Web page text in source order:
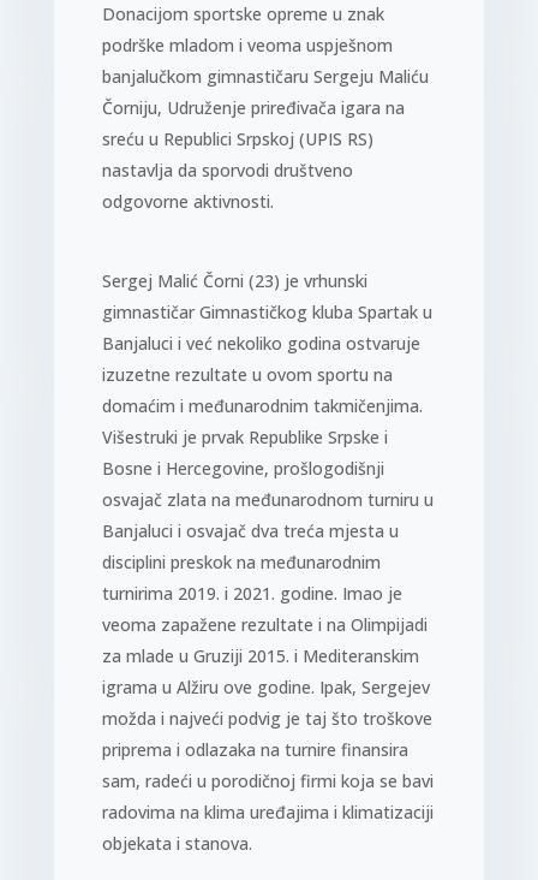
Donacijom sportske opreme u znak
podrške mladom i veoma uspješnom
banjalučkom gimnastičaru Sergeju Maliću
Čorniju, Udruženje priređivača igara na
sreću u Republici Srpskoj (UPIS RS)
nastavlja da sporvodi društveno
odgovorne aktivnosti.
Sergej Malić Čorni (23) je vrhunski
gimnastičar Gimnastičkog kluba Spartak u
Banjaluci i već nekoliko godina ostvaruje
izuzetne rezultate u ovom sportu na
domaćim i međunarodnim takmičenjima.
Višestruki je prvak Republike Srpske i
Bosne i Hercegovine, prošlogodišnji
osvajač zlata na međunarodnom turniru u
Banjaluci i osvajač dva treća mjesta u
disciplini preskok na međunarodnim
turnirima 2019. i 2021. godine. Imao je
veoma zapažene rezultate i na Olimpijadi
za mlade u Gruziji 2015. i Mediteranskim
igrama u Alžiru ove godine. Ipak, Sergejev
možda i najveći podvig je taj što troškove
priprema i odlazaka na turnire finansira
sam, radeći u porodičnoj firmi koja se bavi
radovima na klima uređajima i klimatizaciji
objekata i stanova.